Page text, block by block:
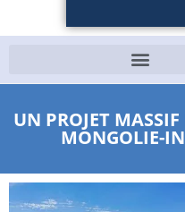
UN PROJET MASSIF
MONGOLIE-